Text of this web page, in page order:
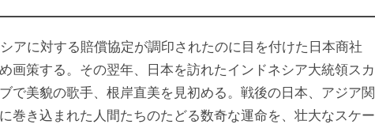
アに対する賠償協定が調印されたのに目を付けた日本商社
画策する。その翌年、日本を訪れたインドネシア大統領スカ
で美貌の歌手、根岸直美を見初める。戦後の日本、アジア関
巻き込まれた人間たちのたどる数奇な運命を、壮大なスケー